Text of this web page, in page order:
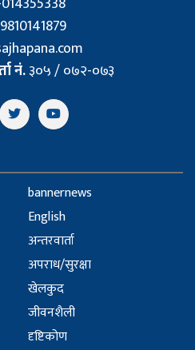
नं.३०५ / ०७२-०७३
bannernews
English
अन्तरवार्ता
अपराध/सुरक्षा
खेलकुद
जीवनशैली
दृष्टिकोण